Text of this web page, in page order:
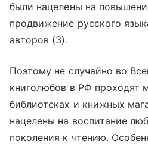
были нацелены на
продвижение русского
авторов (3).
Поэтому не случайно во
книголюбов в РФ проходят
библиотеках и книжных
нацелены на воспитание
поколения к чтению.